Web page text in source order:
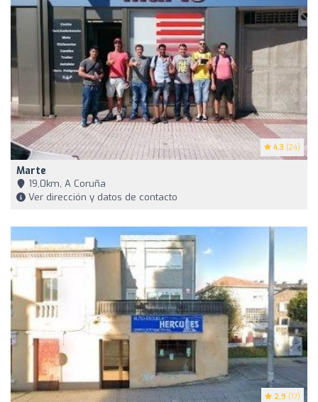
4.3 (24)
Marte
19,0km, A Coruña
Ver dirección y datos de contacto
2.9 (17)